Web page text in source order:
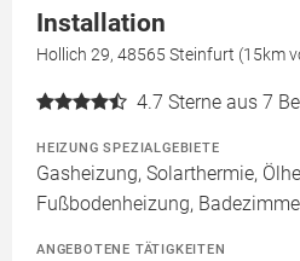
Installation
Hollich 29, 48565 Steinfurt (15km
4.7 Sterne aus 7
HEIZUNG SPEZIALGEBIETE
Gasheizung, Solarthermie,
Fußbodenheizung,
ANGEBOTENE TÄTIGKEITEN